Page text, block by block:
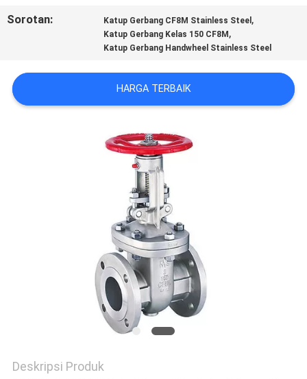
SITEMAP
POLICY
Sorotan: Katup Gerbang CF8M Stainless Steel ,
Katup Gerbang Kelas 150 CF8M ,
Katup Gerbang Handwheel Stainless Steel
HARGA TERBAIK
Deskripsi Produk